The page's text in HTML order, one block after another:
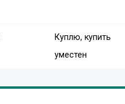
Куплю, купить
уместен